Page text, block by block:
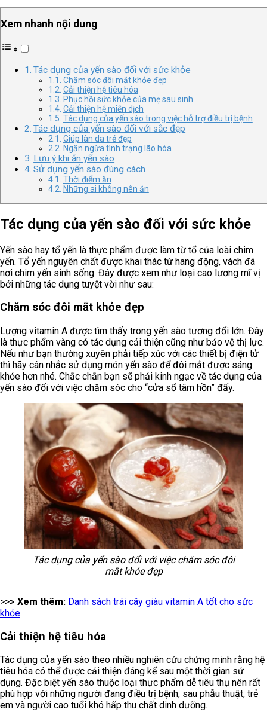
Xem nhanh nội dung
Tác dụng của yến sào đối với sức khỏe
Chăm sóc đôi mắt khỏe đẹp
Cải thiện hệ tiêu hóa
Phục hồi sức khỏe của mẹ sau sinh
Cải thiện hệ miễn dịch
Tác dụng của yến sào trong việc hỗ trợ điều trị bệnh
Tác dụng của yến sào đối với sắc đẹp
Giúp làn da trẻ đẹp
Ngăn ngừa tình trạng lão hóa
Lưu ý khi ăn yến sào
Sử dụng yến sào đúng cách
Thời điểm ăn
Những ai không nên ăn
Tác dụng của yến sào đối với sức khỏe
Yến sào hay tổ yến là thực phẩm được làm từ tổ của loài chim
yến. Tổ yến nguyên chất được khai thác từ hang động, vách đá
nơi chim yến sinh sống. Đây được xem như loại cao lương mĩ vị
bởi những tác dụng tuyệt vời như sau:
Chăm sóc đôi mắt khỏe đẹp
Lượng vitamin A được tìm thấy trong yến sào tương đối lớn. Đây
là thực phẩm vàng có tác dụng cải thiện cũng như bảo vệ thị lực.
Nếu như bạn thường xuyên phải tiếp xúc với các thiết bị điện tử
thì hãy cân nhắc sử dụng món yến sào để đôi mắt được sáng
khỏe hơn nhé. Chắc chắn bạn sẽ phải kinh ngạc về tác dụng của
yến sào đối với việc chăm sóc cho “cửa sổ tâm hồn” đấy.
Tác dụng của yến sào đối với việc chăm sóc đôi
mắt khỏe đẹp
>>> Xem thêm: Danh sách trái cây giàu vitamin A tốt cho sức
khỏe
Cải thiện hệ tiêu hóa
Tác dụng của yến sào theo nhiều nghiên cứu chứng minh rằng hệ
tiêu hóa có thể được cải thiện đáng kể sau một thời gian sử
dụng. Đặc biệt yến sào thuộc loại thực phẩm dễ tiêu thụ nên rất
phù hợp với những người đang điều trị bệnh, sau phẫu thuật, trẻ
em và người cao tuổi khó hấp thu chất dinh dưỡng.